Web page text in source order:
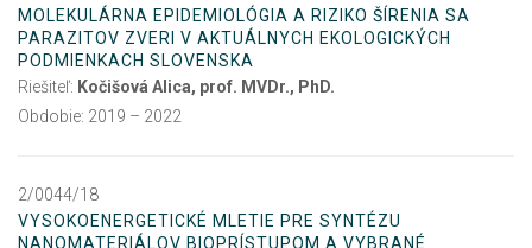
MOLEKULÁRNA EPIDEMIOLÓGIA A RIZIKO ŠÍRENIA SA
PARAZITOV ZVERI V AKTUÁLNYCH EKOLOGICKÝCH
PODMIENKACH SLOVENSKA
Riešiteľ: Kočišová Alica, prof. MVDr., PhD.
Obdobie: 2019 – 2022
2/0044/18
VYSOKOENERGETICKÉ MLETIE PRE SYNTÉZU
NANOMATERIÁLOV BIOPRÍSTUPOM A VYBRANÉ